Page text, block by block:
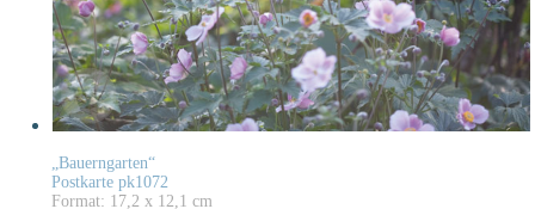
„Bauerngarten“
Postkarte pk1072
Format: 17,2 x 12,1 cm